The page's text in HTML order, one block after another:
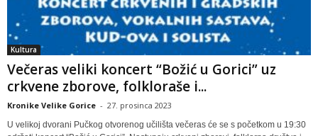
Kultura
Večeras veliki koncert “Božić u Gorici” uz
crkvene zborove, folkloraše i...
Kronike Velike Gorice - 27. prosinca 2023
U velikoj dvorani Pučkog otvorenog učilišta večeras će se s početkom u 19:30